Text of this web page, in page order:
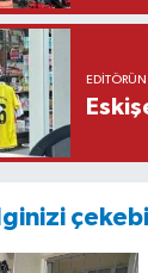
EDITÖRÜN